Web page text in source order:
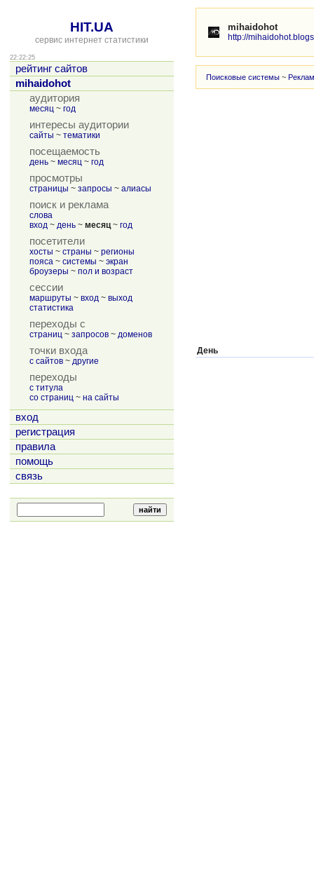
HIT.UA
сервис интернет статистики
22:22:25
рейтинг сайтов
mihaidohot
аудитория
месяц ~ год
интересы аудитории
сайты ~ тематики
посещаемость
день ~ месяц ~ год
просмотры
страницы ~ запросы ~ алиасы
поиск и реклама
слова
вход ~ день ~ месяц~ год
посетители
хосты ~ страны ~ регионы
пояса ~ системы ~ экран
броузеры ~ пол и возраст
сессии
маршруты ~ вход ~ выход
статистика
переходы с
страниц ~ запросов ~ доменов
точки входа
с сайтов ~ другие
переходы
с титула
со страниц ~ на сайты
вход
регистрация
правила
помощь
связь
mihaidohot
http://
Поисковые системы ~
День